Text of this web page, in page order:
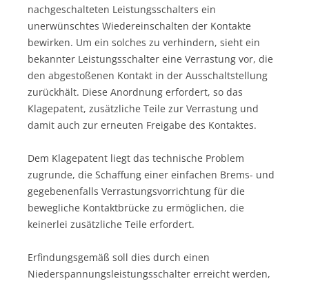
nachgeschalteten Leistungsschalters ein
unerwünschtes Wiedereinschalten der Kontakte
bewirken. Um ein solches zu verhindern, sieht ein
bekannter Leistungsschalter eine Verrastung vor, die
den abgestoßenen Kontakt in der Ausschaltstellung
zurückhält. Diese Anordnung erfordert, so das
Klagepatent, zusätzliche Teile zur Verrastung und
damit auch zur erneuten Freigabe des Kontaktes.
Dem Klagepatent liegt das technische Problem
zugrunde, die Schaffung einer einfachen Brems- und
gegebenenfalls Verrastungsvorrichtung für die
bewegliche Kontaktbrücke zu ermöglichen, die
keinerlei zusätzliche Teile erfordert.
Erfindungsgemäß soll dies durch einen
Niederspannungsleistungsschalter erreicht werden,